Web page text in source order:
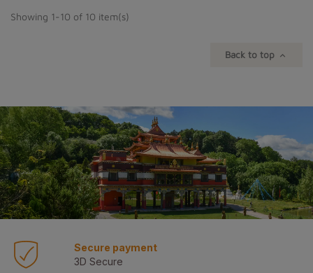
Showing 1-10 of 10 item(s)
Back to top 
Secure payment
3D Secure